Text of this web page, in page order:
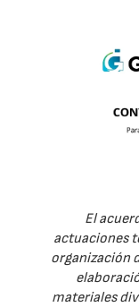
El
actuaciones
organización
materiales